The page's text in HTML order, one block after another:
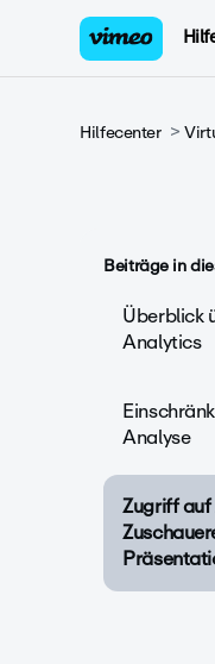
Hilfecenter
Beiträge in
Überblick
Analytics
Analyse
Zugriff